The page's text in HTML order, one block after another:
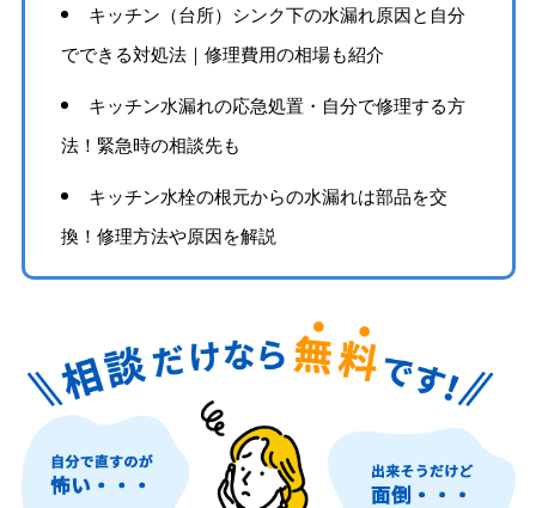
キッチン（台所）シンク下の水漏れ原因と自分
でできる対処法｜修理費用の相場も紹介
キッチン水漏れの応急処置・自分で修理する方
法！緊急時の相談先も
キッチン水栓の根元からの水漏れは部品を交
換！修理方法や原因を解説